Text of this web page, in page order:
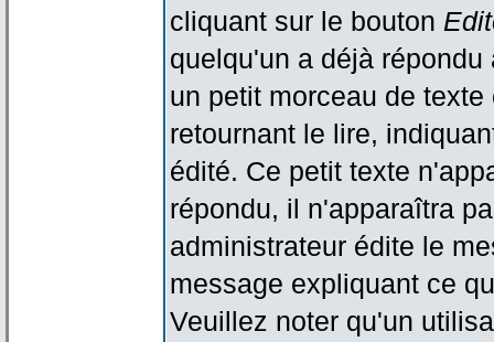
cliquant sur le bouton
quelqu'un a déjà
un petit morceau de
retournant le lire,
édité. Ce petit texte
répondu, il n'apparaîtra
administrateur édite le
message expliquant ce
Veuillez noter qu'un